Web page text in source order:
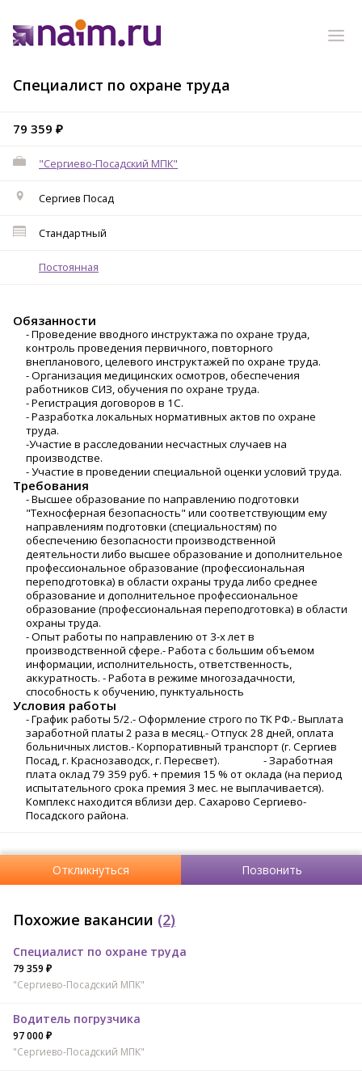
Специалист по охране труда
79 359 ₽
"Сергиево-Посадский МПК"
Сергиев Посад
Стандартный
Постоянная
Обязанности
- Проведение вводного инструктажа по охране труда,
контроль проведения первичного, повторного
внепланового, целевого инструктажей по охране труда.
- Организация медицинских осмотров, обеспечения
работников СИЗ, обучения по охране труда.
- Регистрация договоров в 1С.
- Разработка локальных нормативных актов по охране
труда.
-Участие в расследовании несчастных случаев на
производстве.
- Участие в проведении специальной оценки условий труда.
Требования
- Высшее образование по направлению подготовки
"Техносферная безопасность" или соответствующим ему
направлениям подготовки (специальностям) по
обеспечению безопасности производственной
деятельности либо высшее образование и дополнительное
профессиональное образование (профессиональная
переподготовка) в области охраны труда либо среднее
образование и дополнительное профессиональное
образование (профессиональная переподготовка) в области
охраны труда.
- Опыт работы по направлению от 3-х лет в
производственной сфере.- Работа с большим объемом
информации, исполнительность, ответственность,
аккуратность. - Работа в режиме многозадачности,
способность к обучению, пунктуальность
Условия работы
- График работы 5/2.- Оформление строго по ТК РФ.- Выплата
заработной платы 2 раза в месяц.- Отпуск 28 дней, оплата
больничных листов.- Корпоративный транспорт (г. Сергиев
Посад, г. Краснозаводск, г. Пересвет). - Заработная
плата оклад 79 359 руб. + премия 15 % от оклада (на период
испытательного срока премия 3 мес. не выплачивается).
Комплекс находится вблизи дер. Сахарово Сергиево-
Посадского района.
Откликнуться Позвонить
Похожие вакансии (2)
Специалист по охране труда
79 359 ₽
"Сергиево-Посадский МПК"
Водитель погрузчика
97 000 ₽
"Сергиево-Посадский МПК"